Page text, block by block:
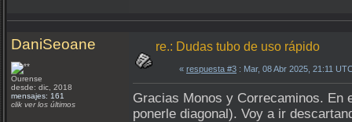
DaniSeoane
Ourense
desde: dic, 2018
mensajes: 161
clik ver los últimos
re.: Dudas tubo de uso rápido
« respuesta #3 : Mar, 08 Abr 2025, 21:11
Gracias Monos y Correcaminos. En
ponerle diagonal). Voy a ir